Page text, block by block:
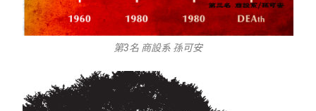
第3名 商設系 孫可安